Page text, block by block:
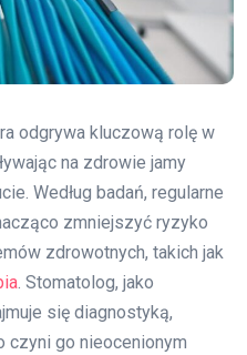
odgrywa kluczową rolę w
na zdrowie jamy
Według badań, regularne
zmniejszyć ryzyko
zdrowotnych, takich jak
. Stomatolog, jako
się diagnostyką,
czyni go nieocenionym